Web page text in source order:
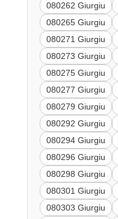
080262 Giurgiu
080265 Giurgiu
080271 Giurgiu
080273 Giurgiu
080275 Giurgiu
080277 Giurgiu
080279 Giurgiu
080292 Giurgiu
080294 Giurgiu
080296 Giurgiu
080298 Giurgiu
080301 Giurgiu
080303 Giurgiu